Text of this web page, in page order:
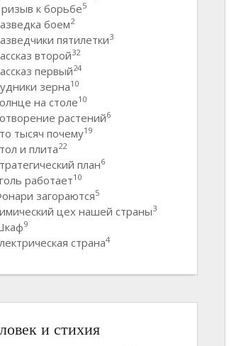
к борьбе5
боем2
пятилетки3
второй32
первый24
зерна10
на столе10
растений6
тысяч почему19
и плита22
план6
работает10
загораются5
цех нашей страны3
9
страна4
и стихия